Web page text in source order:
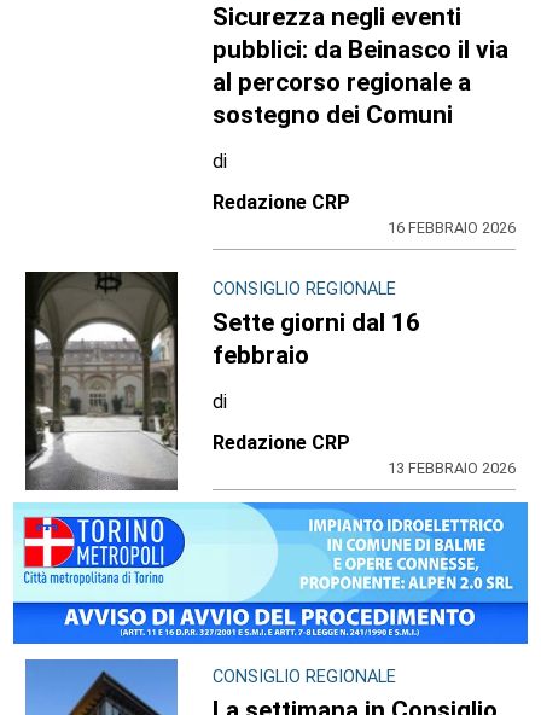
Sicurezza negli eventi
pubblici: da Beinasco il via
al percorso regionale a
sostegno dei Comuni
di
Redazione CRP
16 FEBBRAIO 2026
CONSIGLIO REGIONALE
Sette giorni dal 16
febbraio
di
Redazione CRP
13 FEBBRAIO 2026
CONSIGLIO REGIONALE